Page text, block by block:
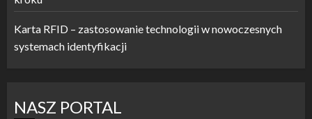
Karta RFID – zastosowanie technologii w nowoczesnych
systemach identyfikacji
NASZ PORTAL